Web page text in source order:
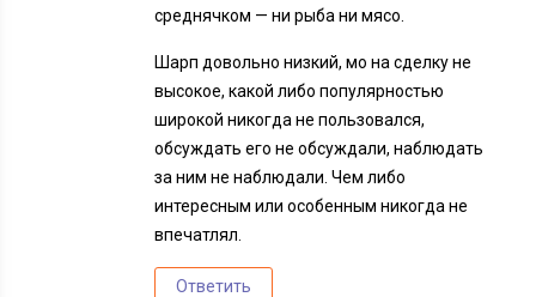
среднячком — ни рыба ни мясо.
Шарп довольно низкий, мо на сделку не
высокое, какой либо популярностью
широкой никогда не пользовался,
обсуждать его не обсуждали, наблюдать
за ним не наблюдали. Чем либо
интересным или особенным никогда не
впечатлял.
Ответить